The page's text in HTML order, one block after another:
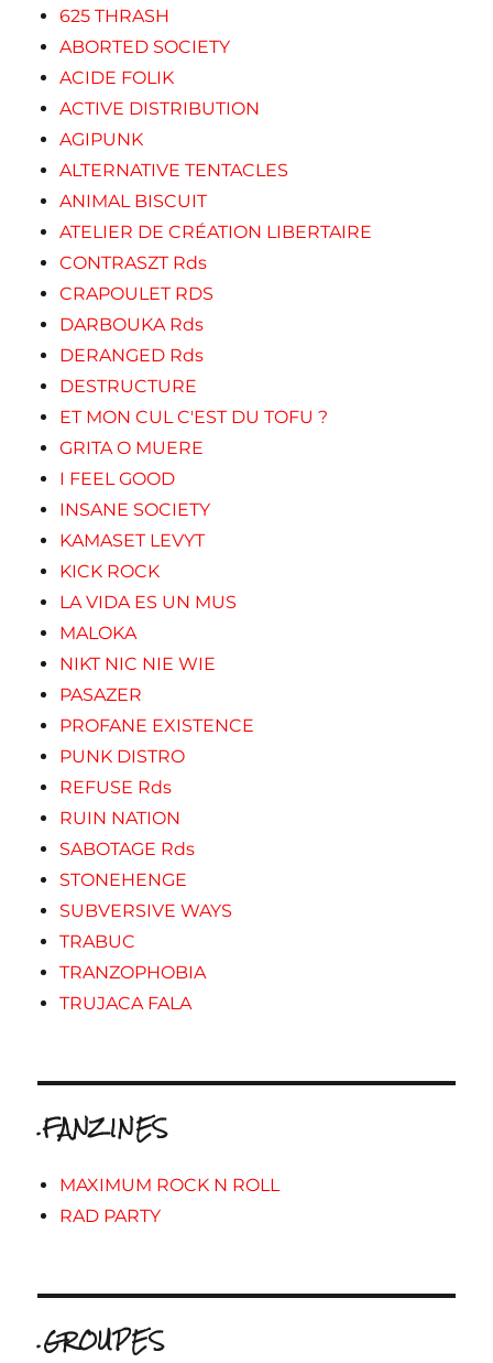
625 THRASH
ABORTED SOCIETY
ACIDE FOLIK
ACTIVE DISTRIBUTION
AGIPUNK
ALTERNATIVE TENTACLES
ANIMAL BISCUIT
ATELIER DE CRÉATION LIBERTAIRE
CONTRASZT Rds
CRAPOULET RDS
DARBOUKA Rds
DERANGED Rds
DESTRUCTURE
ET MON CUL C'EST DU TOFU ?
GRITA O MUERE
I FEEL GOOD
INSANE SOCIETY
KAMASET LEVYT
KICK ROCK
LA VIDA ES UN MUS
MALOKA
NIKT NIC NIE WIE
PASAZER
PROFANE EXISTENCE
PUNK DISTRO
REFUSE Rds
RUIN NATION
SABOTAGE Rds
STONEHENGE
SUBVERSIVE WAYS
TRABUC
TRANZOPHOBIA
TRUJACA FALA
.FANZINES
MAXIMUM ROCK N ROLL
RAD PARTY
.GROUPES